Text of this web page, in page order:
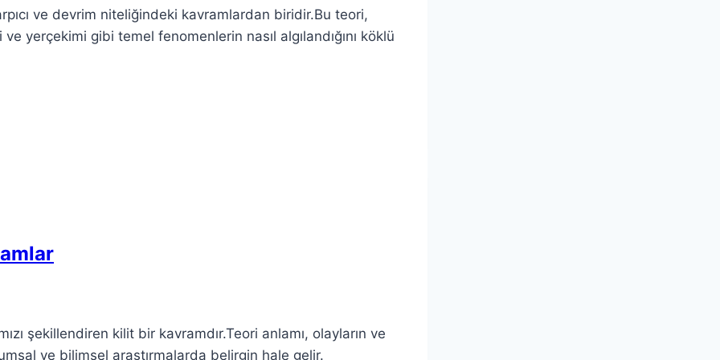
ve devrim niteliğindeki kavramlardan biridir.Bu teori,
yerçekimi gibi temel fenomenlerin nasıl algılandığını köklü
şekillendiren kilit bir kavramdır.Teori anlamı, olayların ve
ve bilimsel araştırmalarda belirgin hale gelir.